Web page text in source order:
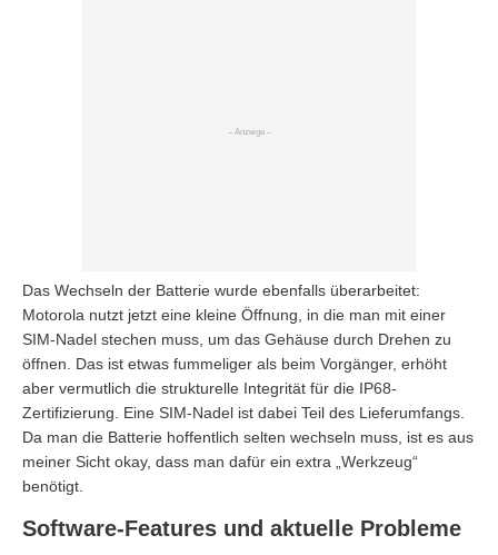
Das Wechseln der Batterie wurde ebenfalls überarbeitet:
Motorola nutzt jetzt eine kleine Öffnung, in die man mit einer
SIM-Nadel stechen muss, um das Gehäuse durch Drehen zu
öffnen. Das ist etwas fummeliger als beim Vorgänger, erhöht
aber vermutlich die strukturelle Integrität für die IP68-
Zertifizierung. Eine SIM-Nadel ist dabei Teil des Lieferumfangs.
Da man die Batterie hoffentlich selten wechseln muss, ist es aus
meiner Sicht okay, dass man dafür ein extra „Werkzeug“
benötigt.
Software-Features und aktuelle Probleme